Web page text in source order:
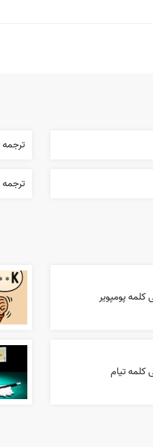
ترجمه promulgate
ترجمه immunodiagnostics
کلمه پومپویر
کلمه تیام